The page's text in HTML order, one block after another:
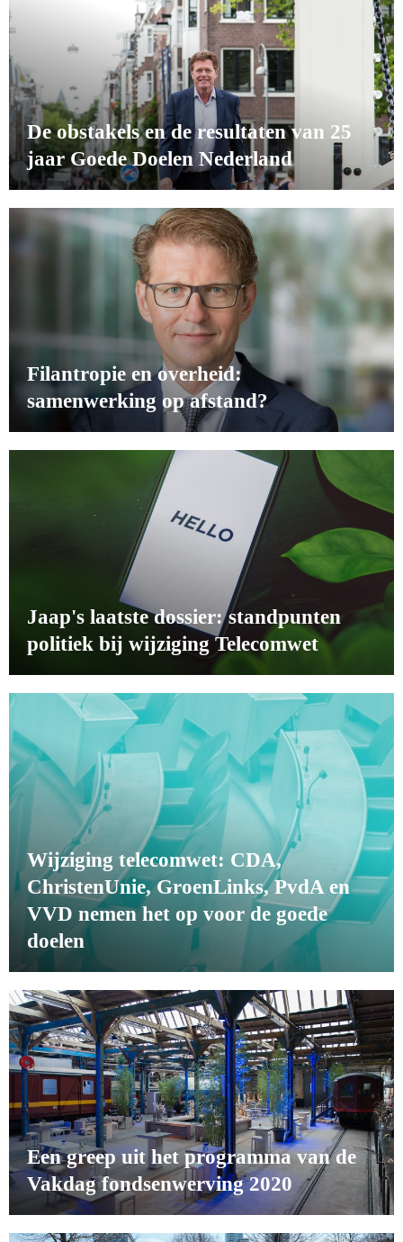
De obstakels en de resultaten van 25
jaar Goede Doelen Nederland
Filantropie en overheid:
samenwerking op afstand?
Jaap's laatste dossier: standpunten
politiek bij wijziging Telecomwet
Wijziging telecomwet: CDA,
ChristenUnie, GroenLinks, PvdA en
VVD nemen het op voor de goede
doelen
Een greep uit het programma van de
Vakdag fondsenwerving 2020